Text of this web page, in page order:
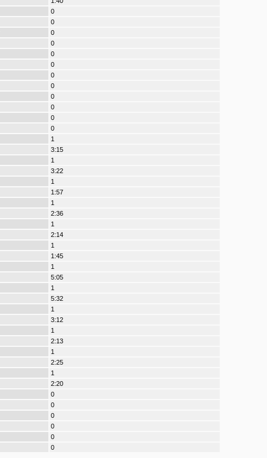
0
0
0
0
0
0
0
0
0
0
0
0
1
3:15
1
3:22
1
1:57
1
2:36
1
2:14
1
1:45
1
5:05
1
5:32
1
3:12
1
2:13
1
2:25
1
2:20
0
0
0
0
0
0